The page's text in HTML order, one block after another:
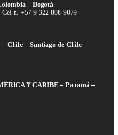
– Bogotá
n. +57 9 322 808-9079
Chile – Santiago de Chile
Y CARIBE – Panamá –